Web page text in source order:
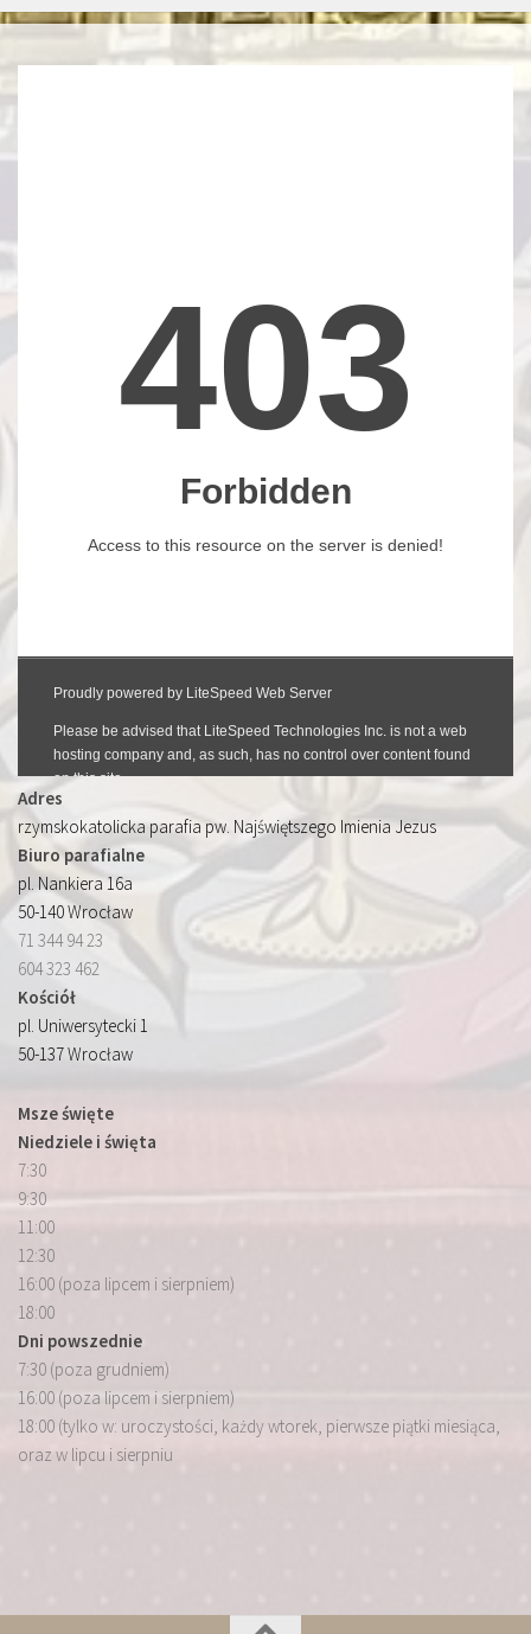
Adres
rzymskokatolicka parafia pw. Najświętszego Imienia Jezus
Biuro parafialne
pl. Nankiera 16a
50-140 Wrocław
71 344 94 23
604 323 462
Kościół
pl. Uniwersytecki 1
50-137 Wrocław
Msze święte
Niedziele i święta
7:30
9:30
11:00
12:30
16:00 (poza lipcem i sierpniem)
18:00
Dni powszednie
7:30 (poza grudniem)
16:00 (poza lipcem i sierpniem)
18:00 (tylko w: uroczystości, każdy wtorek, pierwsze piątki miesiąca,
oraz w lipcu i sierpniu